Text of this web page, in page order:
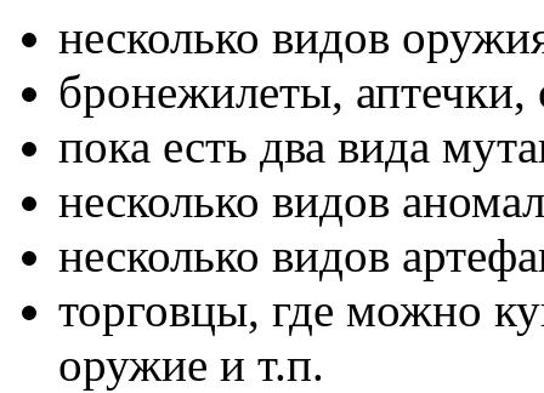
несколько видов
бронежилеты, аптечки,
пока есть два вида
несколько видов
несколько видов
торговцы, где можно
оружие и т.п.